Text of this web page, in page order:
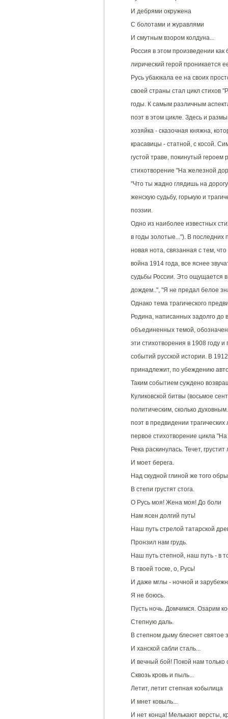
И дебрями окружена
С болотами и журавлями
И смутным взором колдуна...
Россия в этом произведении
лирический герой проникается
Русь убаюкала ее на своих
своей страны стал цикл стихов
годы. К самым различным
поэт в этом цикле. Здесь и
хозяйка - сказочная княжна,
красавицы - статной, с косой.
густой траве, покинутый героем
стихотворение "На железной
"Что ты жадно глядишь на
женскую судьбу, горькую и
поэзии.
Одно из наиболее известных
в годы золотые..."). В последних
новая нота, связанная с тем,
война 1914 года, все яснее
судьбы России. Это ощущается
дождем..", "Я не предал белое
Однако тема трагического
Родина, написанных задолго до
объединенных темой,
эти стихотворения в 1908 году
событий русской истории. В
принадлежит, по убеждению
Таким событием суждено
Куликовской битвы (восьмое
политическим, сколько
поэт в предвидении
первое стихотворение цикла
Река раскинулась. Течет, грустит
И моет берега.
Над скудной глиной же того
В степи грустят стога.
О Русь моя! Жена моя! До боли
Нам ясен долгий путь!
Наш путь стрелой татарской
Пронзил нам грудь.
Наш путь степной, наш путь - в
В твоей тоске, о, Русь!
И даже мглы - ночной и
Я не боюсь.
Пусть ночь. Домчимся. Озарим
Степную даль.
В степном дыму блеснет святое
И ханской сабли сталь...
И вечный бой! Покой нам только
Сквозь кровь и пыль...
Летит, летит степная кобылица
И мнет ковыль...
И нет конца! Мелькают версты,